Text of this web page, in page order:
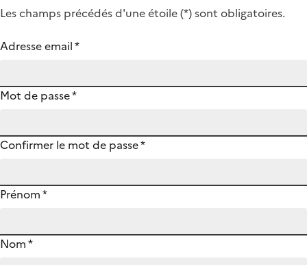
Les champs précédés d'une étoile (*) sont obligatoires.
Adresse email*
Mot de passe*
Confirmer le mot de passe*
Prénom*
Nom*